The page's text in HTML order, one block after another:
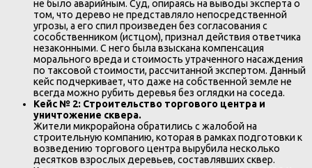
не было аварийным. Суд, опираясь на выводы эксперта о
том, что дерево не представляло непосредственной
угрозы, а его спил произведен без согласования с
сособственником (истцом), признал действия ответчика
незаконными. С него была взыскана компенсация
морального вреда и стоимость утраченного насаждения
по таксовой стоимости, рассчитанной экспертом. Данный
кейс подчеркивает, что даже на собственной земле не
всегда можно рубить деревья без оглядки на соседа.
Кейс № 2: Строительство торгового центра и
уничтожение сквера.
Жители микрорайона обратились с жалобой на
строительную компанию, которая в рамках подготовки к
возведению торгового центра вырубила несколько
десятков взрослых деревьев, составлявших сквер.